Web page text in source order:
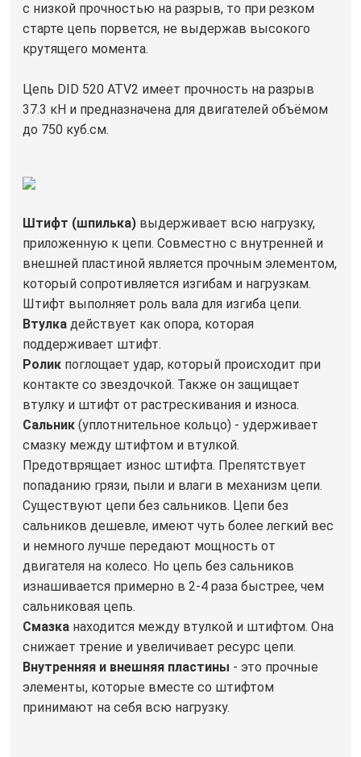
с низкой прочностью на разрыв, то при резком
старте цепь порвется, не выдержав высокого
крутящего момента.
Цепь DID 520 ATV2 имеет прочность на разрыв
37.3 кН и предназначена для двигателей объёмом
до 750 куб.см.
Штифт (шпилька) выдерживает всю нагрузку,
приложенную к цепи. Совместно с внутренней и
внешней пластиной является прочным элементом,
который сопротивляется изгибам и нагрузкам.
Штифт выполняет роль вала для изгиба цепи.
Втулка действует как опора, которая
поддерживает штифт.
Ролик поглощает удар, который происходит при
контакте со звездочкой. Также он защищает
втулку и штифт от растрескивания и износа.
Сальник (уплотнительное кольцо) - удерживает
смазку между штифтом и втулкой.
Предотврящает износ штифта. Препятствует
попаданию грязи, пыли и влаги в механизм цепи.
Существуют цепи без сальников. Цепи без
сальников дешевле, имеют чуть более легкий вес
и немного лучше передают мощность от
двигателя на колесо. Но цепь без сальников
изнашивается примерно в 2-4 раза быстрее, чем
сальниковая цепь.
Смазка находится между втулкой и штифтом. Она
снижает трение и увеличивает ресурс цепи.
Внутренняя и внешняя пластины - это прочные
элементы, которые вместе со штифтом
принимают на себя всю нагрузку.